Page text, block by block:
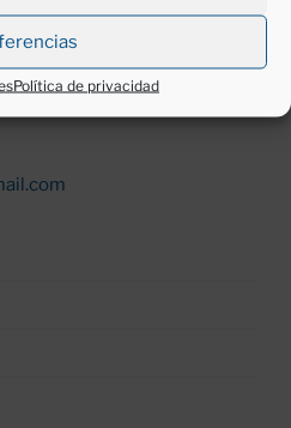
Política de privacidad